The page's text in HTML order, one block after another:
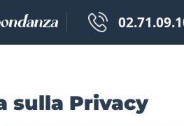
sulla Privacy